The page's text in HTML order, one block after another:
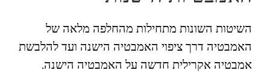
השיטות השונות מתחילות מהחלפה מלאה של
האמבטיה דרך ציפוי האמבטיה הישנה ועד להלבשת
אמבטיה אקרילית חדשה על האמבטיה הישנה.